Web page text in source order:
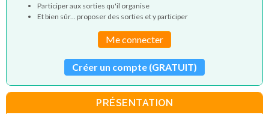
Participer aux sorties qu'il organise
Et bien sûr... proposer des sorties et y participer
Me connecter
Créer un compte (GRATUIT)
PRÉSENTATION